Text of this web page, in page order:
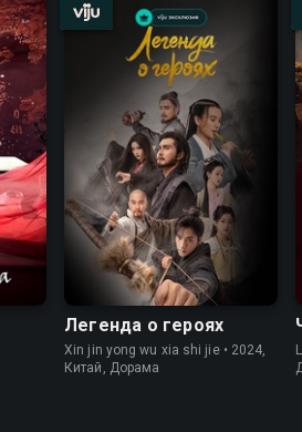
Легенда о героях
Xin jin yong wu xia shi jie • 2024,
Китай, Дорама